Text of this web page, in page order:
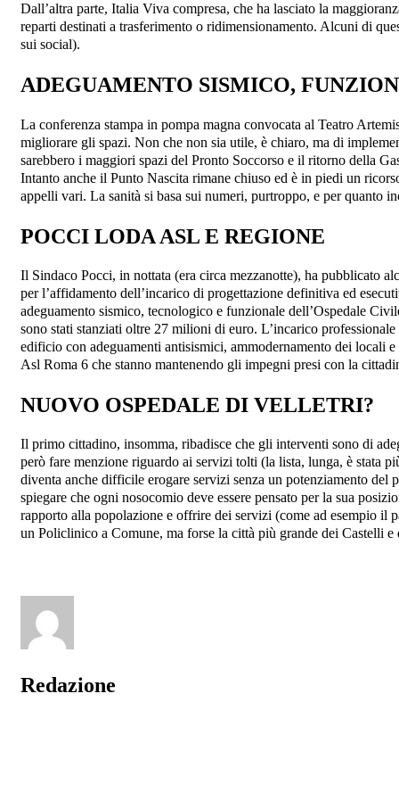
Dall’altra parte, Italia Viva compresa, che ha lasciato la
reparti destinati a trasferimento o ridimensionamento. Alcuni di
sui social).
ADEGUAMENTO SISMICO,
La conferenza stampa in pompa magna convocata al Teatro
migliorare gli spazi. Non che non sia utile, è chiaro, ma di
sarebbero i maggiori spazi del Pronto Soccorso e il ritorno della
Intanto anche il Punto Nascita rimane chiuso ed è in piedi un
appelli vari. La sanità si basa sui numeri, purtroppo, e per quanto
POCCI LODA ASL E REGIONE
Il Sindaco Pocci, in nottata (era circa mezzanotte), ha pubblicato
per l’affidamento dell’incarico di progettazione definitiva ed
adeguamento sismico, tecnologico e funzionale dell’Ospedale
sono stati stanziati oltre 27 milioni di euro. L’incarico
edificio con adeguamenti antisismici, ammodernamento dei locali
Asl Roma 6 che stanno mantenendo gli impegni presi con la
NUOVO OSPEDALE DI VELLETRI?
Il primo cittadino, insomma, ribadisce che gli interventi sono di
però fare menzione riguardo ai servizi tolti (la lista, lunga, è stata
diventa anche difficile erogare servizi senza un potenziamento
spiegare che ogni nosocomio deve essere pensato per la sua
rapporto alla popolazione e offrire dei servizi (come ad esempio il
un Policlinico a Comune, ma forse la città più grande dei Castelli
Redazione